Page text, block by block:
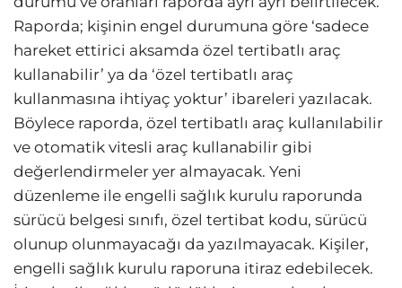
Raporda; kişinin engel durumuna göre ‘sadece
hareket ettirici aksamda özel tertibatlı araç
kullanabilir’ ya da ‘özel tertibatlı araç
kullanmasına ihtiyaç yoktur’ ibareleri yazılacak.
Böylece raporda, özel tertibatlı araç kullanılabilir
ve otomatik vitesli araç kullanabilir gibi
değerlendirmeler yer almayacak. Yeni
düzenleme ile engelli sağlık kurulu raporunda
sürücü belgesi sınıfı, özel tertibat kodu, sürücü
olunup olunmayacağı da yazılmayacak. Kişiler,
engelli sağlık kurulu raporuna itiraz edebilecek.